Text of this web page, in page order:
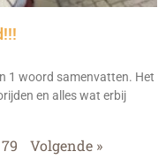
1 woord samenvatten. Het
en alles wat erbij
79 Volgende »